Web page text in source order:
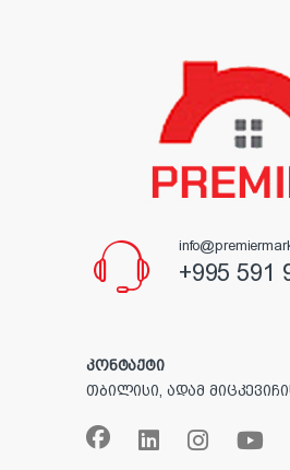
+995 591
კონტაქტი
თბილისი, ადამ